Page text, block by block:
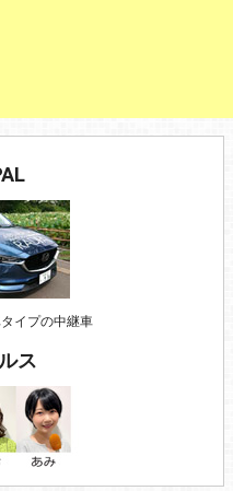
イプの中継車
ス